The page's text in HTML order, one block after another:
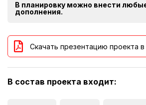
В планировку можно внести
дополнения.
Скачать презентацию проекта
В состав проекта входит: